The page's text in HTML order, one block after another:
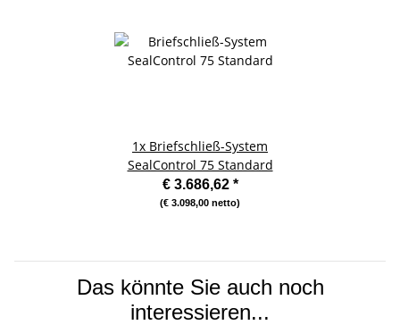
1x Briefschließ-System
SealControl 75 Standard
€ 3.686,62 *
(€ 3.098,00 netto)
Das könnte Sie auch noch
interessieren...